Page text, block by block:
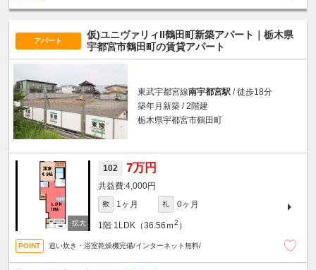
アパート
仮)ユニヴァリィII鶴田町新築アパート｜栃木県
宇都宮市鶴田町の賃貸アパート
東武宇都宮線南宇都宮駅 / 徒歩18分
築年月新築 / 2階建
栃木県宇都宮市鶴田町
102 7万円
4,000円
敷 1ヶ月 礼 0ヶ月
1階 1LDK（36.56ｍ2 ）
追い炊き・浴室乾燥機完備/インターネット無料/